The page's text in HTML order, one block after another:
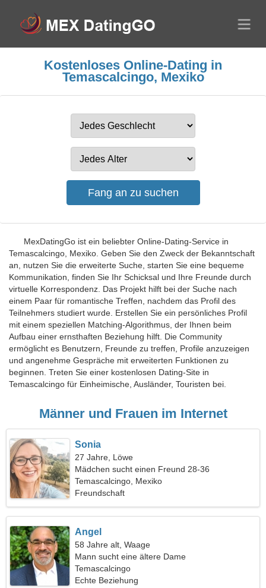
Kostenloses Online-Dating in
Temascalcingo, Mexiko
MexDatingGo ist ein beliebter Online-Dating-Service in
Temascalcingo, Mexiko. Geben Sie den Zweck der Bekanntschaft
an, nutzen Sie die erweiterte Suche, starten Sie eine bequeme
Kommunikation, finden Sie Ihr Schicksal und Ihre Freunde durch
virtuelle Korrespondenz. Das Projekt hilft bei der Suche nach
einem Paar für romantische Treffen, nachdem das Profil des
Teilnehmers studiert wurde. Erstellen Sie ein persönliches Profil
mit einem speziellen Matching-Algorithmus, der Ihnen beim
Aufbau einer ernsthaften Beziehung hilft. Die Community
ermöglicht es Benutzern, Freunde zu treffen, Profile anzuzeigen
und angenehme Gespräche mit erweiterten Funktionen zu
beginnen. Treten Sie einer kostenlosen Dating-Site in
Temascalcingo für Einheimische, Ausländer, Touristen bei.
Männer und Frauen im Internet
Sonia
27 Jahre, Löwe
Mädchen sucht einen Freund 28-36
Temascalcingo, Mexiko
Freundschaft
Angel
58 Jahre alt, Waage
Mann sucht eine ältere Dame
Temascalcingo
Echte Beziehung